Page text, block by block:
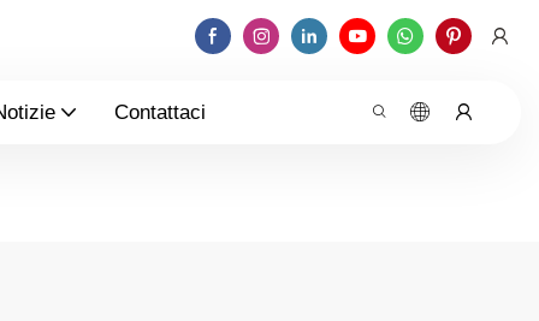
Contattaci